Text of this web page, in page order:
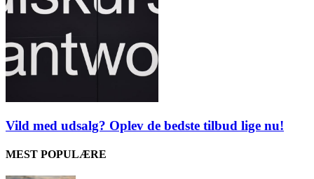
Vild med udsalg? Oplev de bedste tilbud lige nu!
MEST POPULÆRE